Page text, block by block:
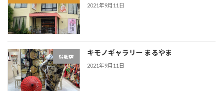
2021年9月11日
呉服店
キモノギャラリー まるやま
2021年9月11日